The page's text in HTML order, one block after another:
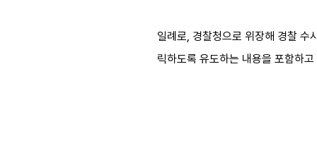
일례로, 경찰청으로 위장해 경찰 수
릭하도록 유도하는 내용을 포함하